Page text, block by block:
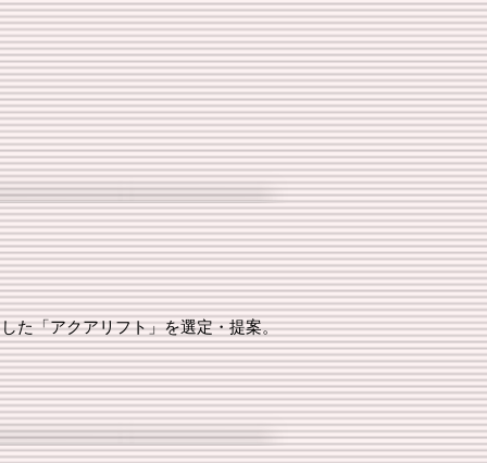
た「アクアリフト」を選定・提案。